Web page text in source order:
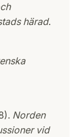
härad.
Norden
vid